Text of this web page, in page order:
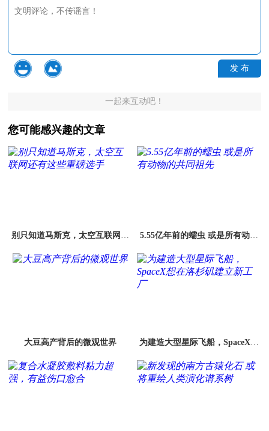
发 布
一起来互动吧！
您可能感兴趣的文章
别只知道马斯克，太空互联网还
5.55亿年前的蠕虫 或是所有动物
大豆高产背后的微观世界
为建造大型星际飞船，SpaceX想